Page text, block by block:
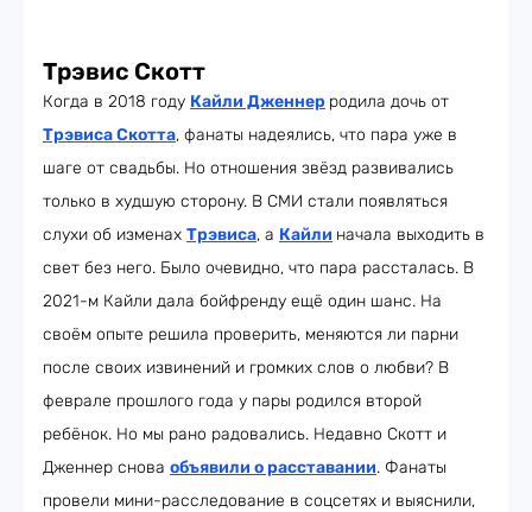
Трэвис Скотт
Когда в 2018 году Кайли Дженнер родила дочь от
Трэвиса Скотта, фанаты надеялись, что пара уже в
шаге от свадьбы. Но отношения звёзд развивались
только в худшую сторону. В СМИ стали появляться
слухи об изменах Трэвиса, а Кайли начала выходить в
свет без него. Было очевидно, что пара рассталась. В
2021-м Кайли дала бойфренду ещё один шанс. На
своём опыте решила проверить, меняются ли парни
после своих извинений и громких слов о любви? В
феврале прошлого года у пары родился второй
ребёнок. Но мы рано радовались. Недавно Скотт и
Дженнер снова объявили о расставании. Фанаты
провели мини-расследование в соцсетях и выяснили,